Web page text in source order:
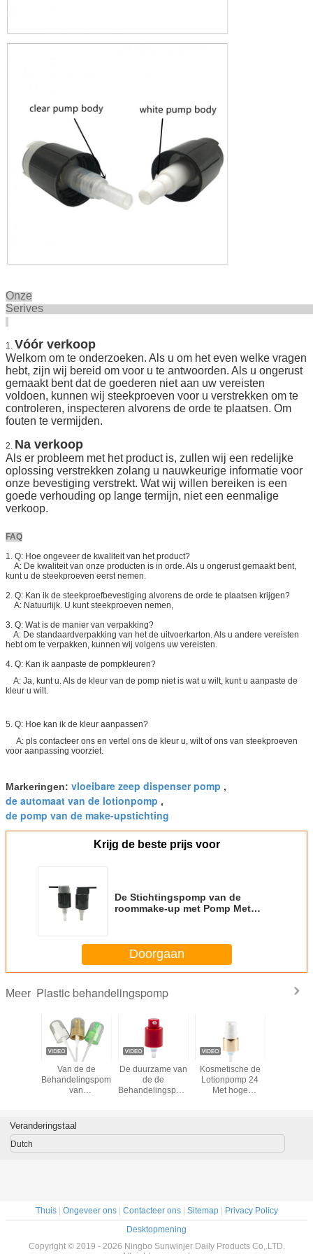
Onze
1. Vóór verkoop
Welkom om te onderzoeken. Als u om het even welke vragen
hebt, zijn wij bereid om voor u te antwoorden. Als u ongerust
gemaakt bent dat de goederen niet aan uw vereisten
voldoen, kunnen wij steekproeven voor u verstrekken om te
controleren, inspecteren alvorens de orde te plaatsen. Om
fouten te vermijden.
2. Na verkoop
Als er probleem met het product is, zullen wij een redelijke
oplossing verstrekken zolang u nauwkeurige informatie voor
onze bevestiging verstrekt. Wat wij willen bereiken is een
goede verhouding op lange termijn, niet een eenmalige
verkoop.
FAQ
1. Q: Hoe ongeveer de kwaliteit van het product?
A: De kwaliteit van onze producten is in orde. Als u ongerust gemaakt bent,
kunt u de steekproeven eerst nemen.
2. Q: Kan ik de steekproefbevestiging alvorens de orde te plaatsen krijgen?
A: Natuurlijk. U kunt steekproeven nemen,
3. Q: Wat is de manier van verpakking?
A: De standaardverpakking van het de uitvoerkarton. Als u andere vereisten
hebt om te verpakken, kunnen wij volgens uw vereisten.
4. Q: Kan ik aanpaste de pompkleuren?
A: Ja, kunt u. Als de kleur van de pomp niet is wat u wilt, kunt u aanpaste de
kleur u wilt.
5. Q: Hoe kan ik de kleur aanpassen?
A: pls contacteer ons en vertel ons de kleur u, wilt of ons van steekproeven
voor aanpassing voorziet.
Markeringen: vloeibare zeep dispenser pomp ,
de automaat van de lotionpomp ,
de pomp van de make-upstichting
Krijg de beste prijs voor
De Stichtingspomp van de
roommake-up met Pomp Met
Doorgaan
Meer Plastic behandelingspomp
de
Pomp
Van de de
Behandelingspomp
van
Roomhand
Draagbare de
De duurzame van
de de
Behandelingspomp
Spanwijdte Met
Kosmetische de
Lotionpomp 24
Met hoge
met
Veranderingstaal
Dutch
Thuis| Ongeveer ons| Contacteer ons| Sitemap| Privacy Policy
Desktopmening
Copyright © 2019 - 2026 Ningbo Sunwinjer Daily Products Co,.LTD.